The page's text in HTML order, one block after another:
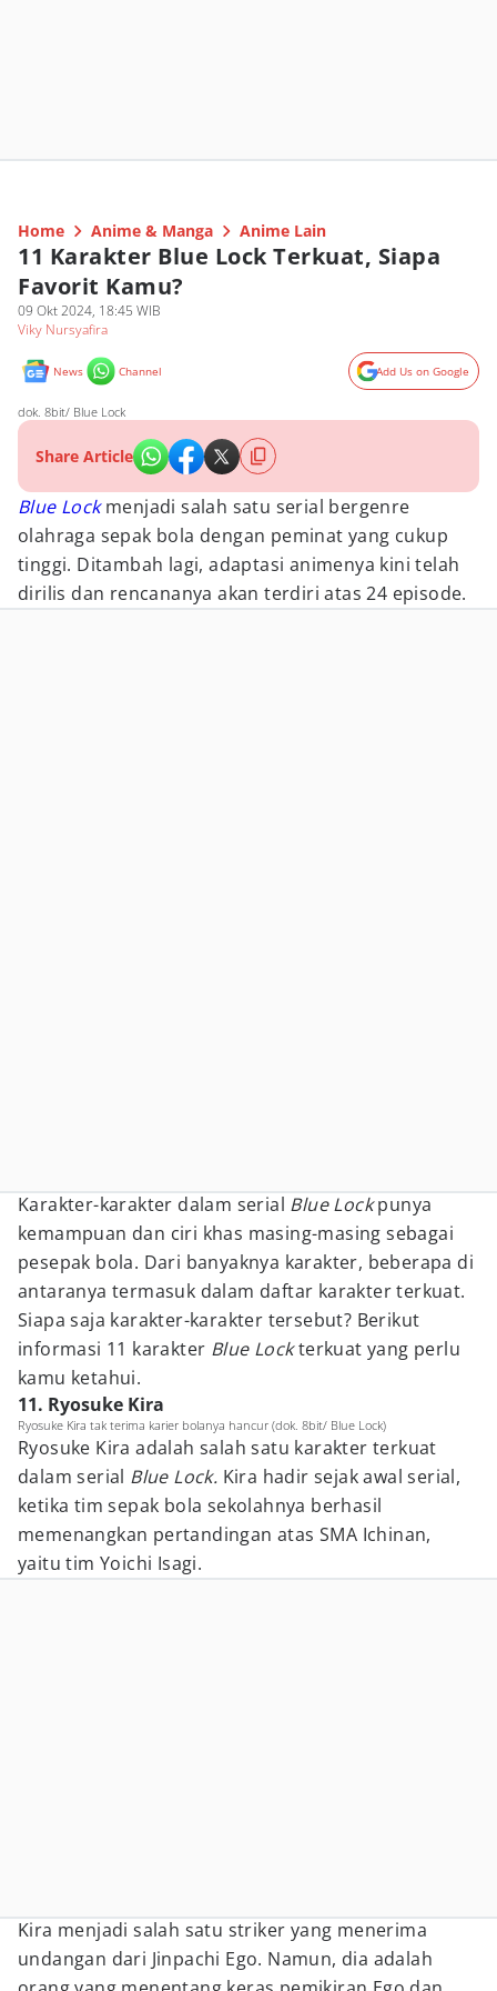
Home Anime & Manga Anime Lain
11 Karakter Blue Lock Terkuat, Siapa
Favorit Kamu?
09 Okt 2024, 18:45 WIB
Viky Nursyafira
News Channel Add Us on Google
dok. 8bit/ Blue Lock
Share Article
Blue Lock menjadi salah satu serial bergenre
olahraga sepak bola dengan peminat yang cukup
tinggi. Ditambah lagi, adaptasi animenya kini telah
dirilis dan rencananya akan terdiri atas 24 episode.
Karakter-karakter dalam serial Blue Lockpunya
kemampuan dan ciri khas masing-masing sebagai
pesepak bola. Dari banyaknya karakter, beberapa di
antaranya termasuk dalam daftar karakter terkuat.
Siapa saja karakter-karakter tersebut? Berikut
informasi 11 karakter Blue Lockterkuat yang perlu
kamu ketahui.
11. Ryosuke Kira
Ryosuke Kira tak terima karier bolanya hancur (dok. 8bit/ Blue Lock)
Ryosuke Kira adalah salah satu karakter terkuat
dalam serial Blue Lock. Kira hadir sejak awal serial,
ketika tim sepak bola sekolahnya berhasil
memenangkan pertandingan atas SMA Ichinan,
yaitu tim Yoichi Isagi.
Kira menjadi salah satu striker yang menerima
undangan dari Jinpachi Ego. Namun, dia adalah